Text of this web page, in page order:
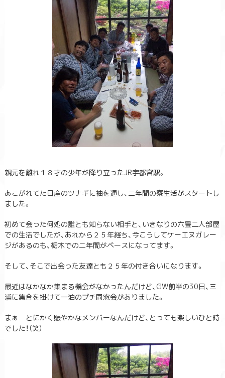
親元を離れ１８才の少年が降り立ったJR宇都宮駅。
あこがれてた日産のツナギに袖を通し、二年間の寮生活がスタートし
ました。
初めて会った何処の誰とも知らない相手と、いきなりの六畳二人部屋
での生活でしたが、あれから２５年経ち、今こうしてケーエヌガレー
ジがあるのも、栃木での二年間がベースになってます。
そして、そこで出会った友達とも２５年の付き合いになります。
最近はなかなか集まる機会がなかったんだけど、GW前半の30日、三
浦に集合を掛けて一泊のプチ同窓会がありました。
まぁ とにかく賑やかなメンバーなんだけど、とっても楽しいひと時
でした！（笑）